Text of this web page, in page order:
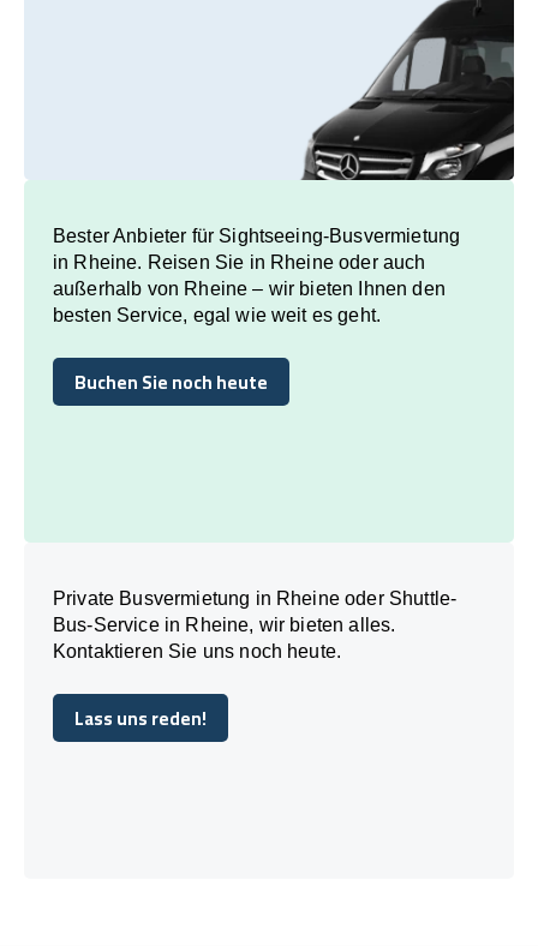
Bester Anbieter für Sightseeing-Busvermietung
in Rheine. Reisen Sie in Rheine oder auch
außerhalb von Rheine – wir bieten Ihnen den
besten Service, egal wie weit es geht.
Buchen Sie noch heute
Buchen Sie noch heute
Private Busvermietung in Rheine oder Shuttle-
Bus-Service in Rheine, wir bieten alles.
Kontaktieren Sie uns noch heute.
Lass uns reden!
Lass uns reden!